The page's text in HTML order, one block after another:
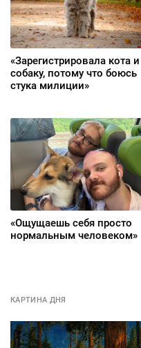
«Зарегистрировала кота и
собаку, потому что боюсь
стука милиции»
«Ощущаешь себя просто
нормальным человеком»
КАРТИНА ДНЯ